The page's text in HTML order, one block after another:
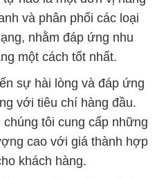
và phân phối các loại
nhằm đáp ứng nhu
một cách tốt nhất.
sự hài lòng và đáp ứng
với tiêu chí hàng đầu.
tôi cung cấp những
cao với giá thành hợp
khách hàng.